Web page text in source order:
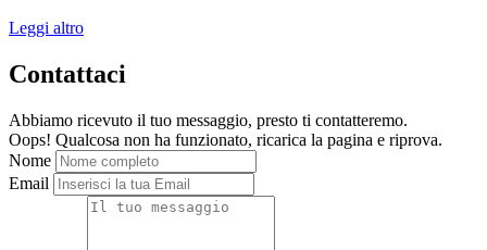
Leggi altro
Contattaci
Abbiamo ricevuto il tuo messaggio, presto ti contatteremo.
Oops! Qualcosa non ha funzionato, ricarica la pagina e riprova.
Nome
Email